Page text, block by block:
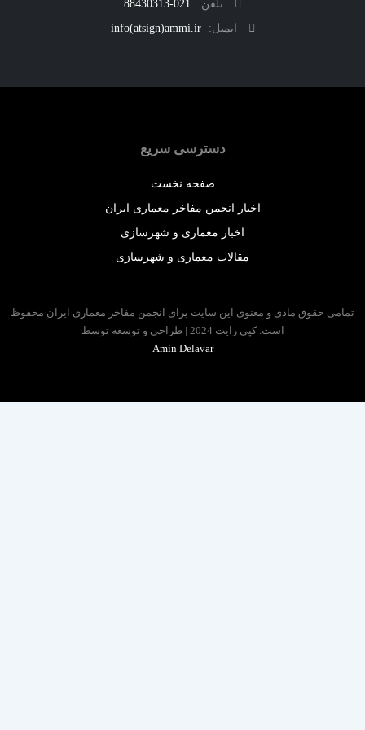
تلفن:
021-88430313
ایمیل:
info(atsign)ammi.ir
دسترسی سریع
صفحه نخست
اخبار انجمن مفاخر معماری ایران
اخبار معماری و شهرسازی
مقالات معماری و شهرسازی
حقوق مادی و معنوی این سایت برای انجمن مفاخر معماری ایران محفوظ
است. کپی رایت 2024 | طراحی و توسعه توسط
Amin Delavar